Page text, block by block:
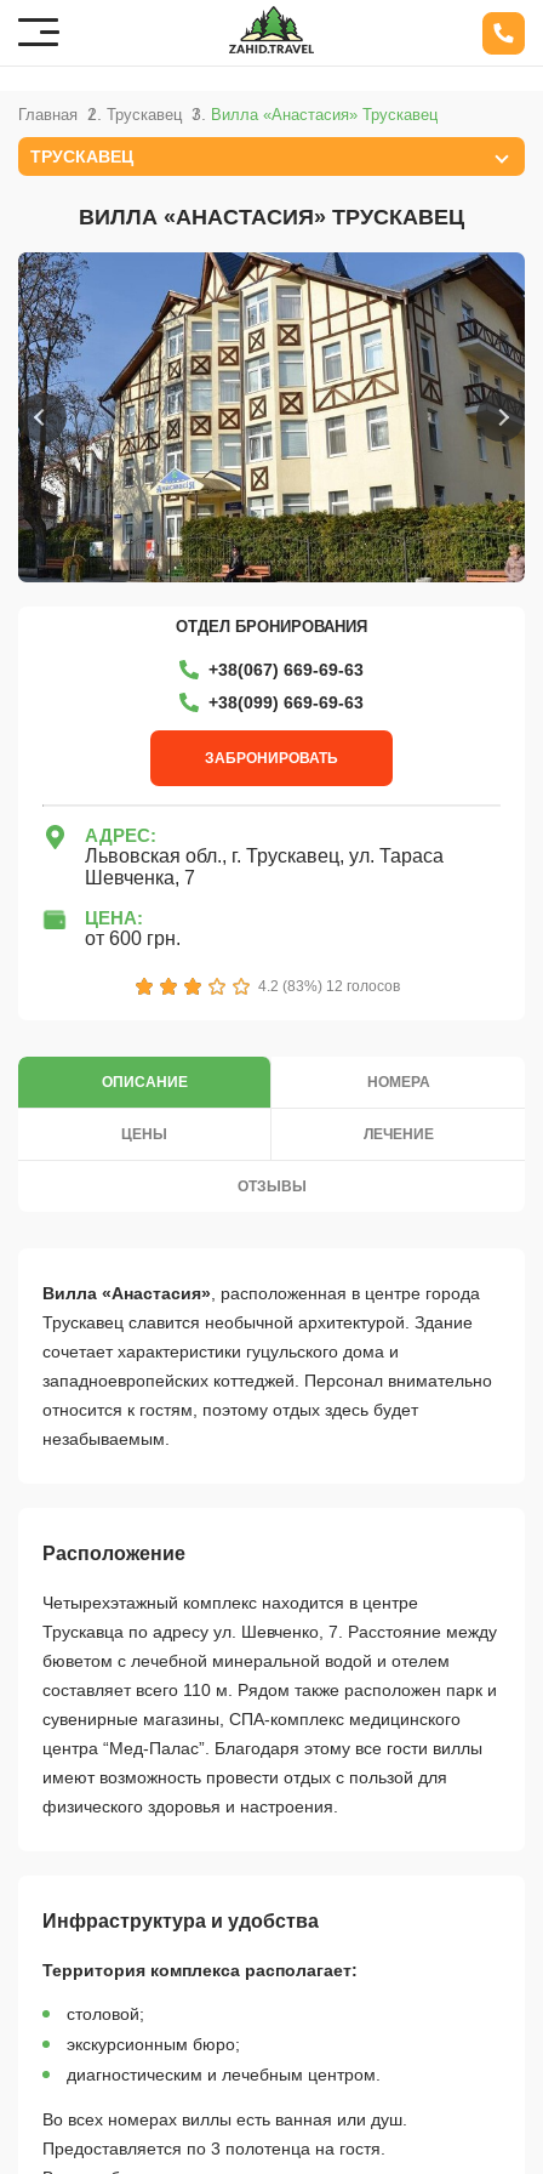
ТРУСКАВЕЦ
ВИЛЛА «АНАСТАСИЯ» ТРУСКАВЕЦ
Главная Трускавец Вилла «Анастасия» Трускавец
ОТДЕЛ БРОНИРОВАНИЯ
+38(067) 669-69-63
+38‎(099) 669-69-63
ЗАБРОНИРОВАТЬ
АДРЕС:
Львовская обл., г. Трускавец, ул. Тараса
Шевченка, 7
ЦЕНА:
от 600 грн.
1 2 3 4 5 4.2 (83%) 12 голосов
ОПИСАНИЕ НОМЕРА
ЦЕНЫ ЛЕЧЕНИЕ
ОТЗЫВЫ
Вилла «Анастасия», расположенная в центре города
Трускавец славится необычной архитектурой. Здание
сочетает характеристики гуцульского дома и
западноевропейских коттеджей. Персонал внимательно
относится к гостям, поэтому отдых здесь будет
незабываемым.
Расположение
Четырехэтажный комплекс находится в центре
Трускавца по адресу ул. Шевченко, 7. Расстояние между
бюветом с лечебной минеральной водой и отелем
составляет всего 110 м. Рядом также расположен парк и
сувенирные магазины, СПА-комплекс медицинского
центра “Мед-Палас”. Благодаря этому все гости виллы
имеют возможность провести отдых с пользой для
физического здоровья и настроения.
Инфраструктура и удобства
Территория комплекса располагает:
столовой;
экскурсионным бюро;
диагностическим и лечебным центром.
Во всех номерах виллы есть ванная или душ.
Предоставляется по 3 полотенца на гостя.